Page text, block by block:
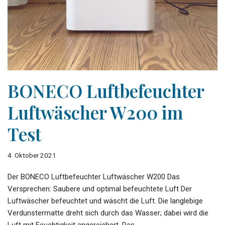
BONECO Luftbefeuchter
Luftwäscher W200 im
Test
4. Oktober 2021
Der BONECO Luftbefeuchter Luftwäscher W200 Das
Versprechen: Saubere und optimal befeuchtete Luft Der
Luftwäscher befeuchtet und wäscht die Luft. Die langlebige
Verdunstermatte dreht sich durch das Wasser; dabei wird die